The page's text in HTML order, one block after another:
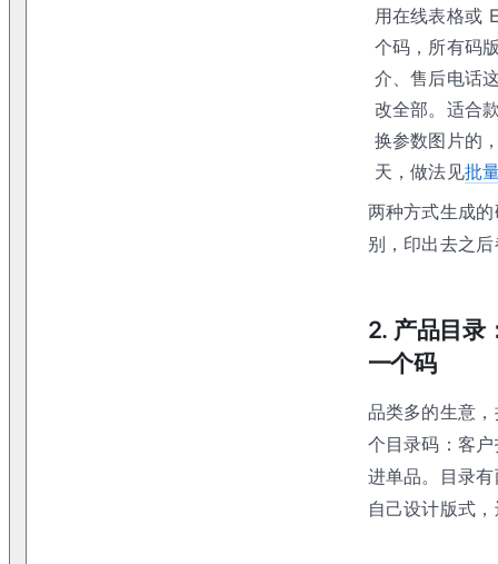
用在线表格或
个码，所有码
介、售后电话
改全部。适合
换参数图片的
天，做法见批
两种方式生成
别，印出去之
2. 产品目录
一个码
品类多的生意
个目录码：客
进单品。目录
自己设计版式